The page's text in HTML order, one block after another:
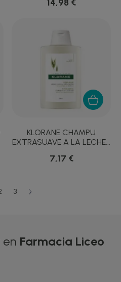
14,98 €
KLORANE CHAMPU
EXTRASUAVE A LA LECHE...
7,17 €
3
en Farmacia Liceo